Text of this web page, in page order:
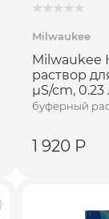
Milwaukee
Milwaukee
раствор
µS/cm, 0.23
буферный
1 920 Р